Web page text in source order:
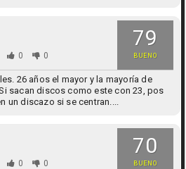
79
BUENO
0 0
26 años el mayor y la mayoría de
sacan discos como este con 23, pos
un discazo si se centran....
70
BUENO
0 0